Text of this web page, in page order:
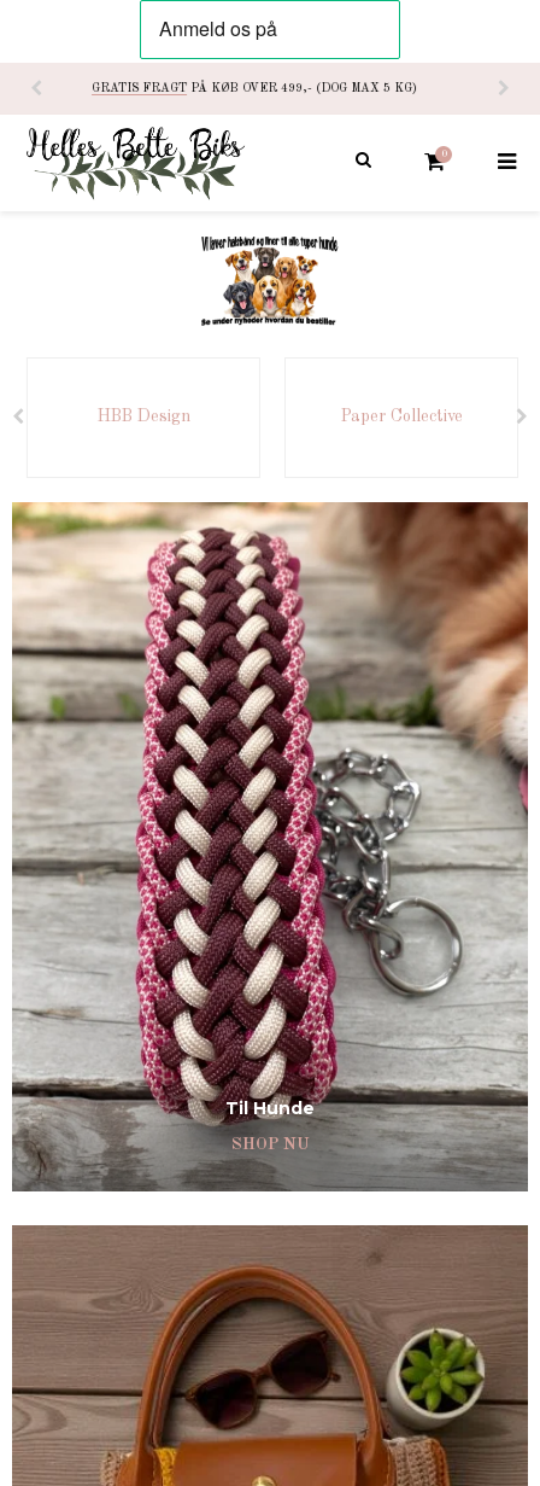
GRATIS FRAGTPÅ KØB OVER 499,- (DOG MAX 5 KG)
0
HBB Design Paper Collective
Til Hunde
SHOP NU